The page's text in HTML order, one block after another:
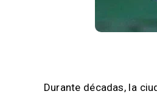
Durante décadas, la